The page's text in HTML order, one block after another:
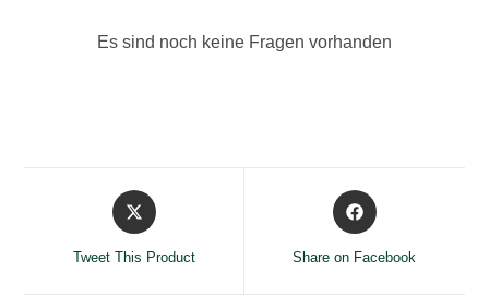
Es sind noch keine Fragen vorhanden
Opens
in
Tweet This Product
Opens
in
Share on Facebook